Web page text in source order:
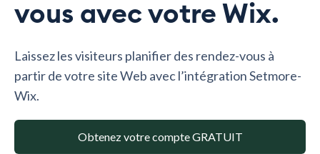
vous avec votre Wix.
Laissez les visiteurs planifier des rendez-vous à
partir de votre site Web avec l’intégration Setmore-
Wix.
Obtenez votre compte GRATUIT